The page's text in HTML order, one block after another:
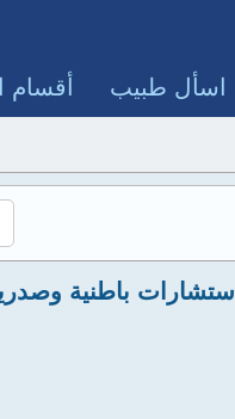
اسأل طبيب أقسام
استشارات باطنية